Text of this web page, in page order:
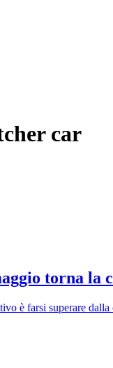
car
torna la
è farsi superare